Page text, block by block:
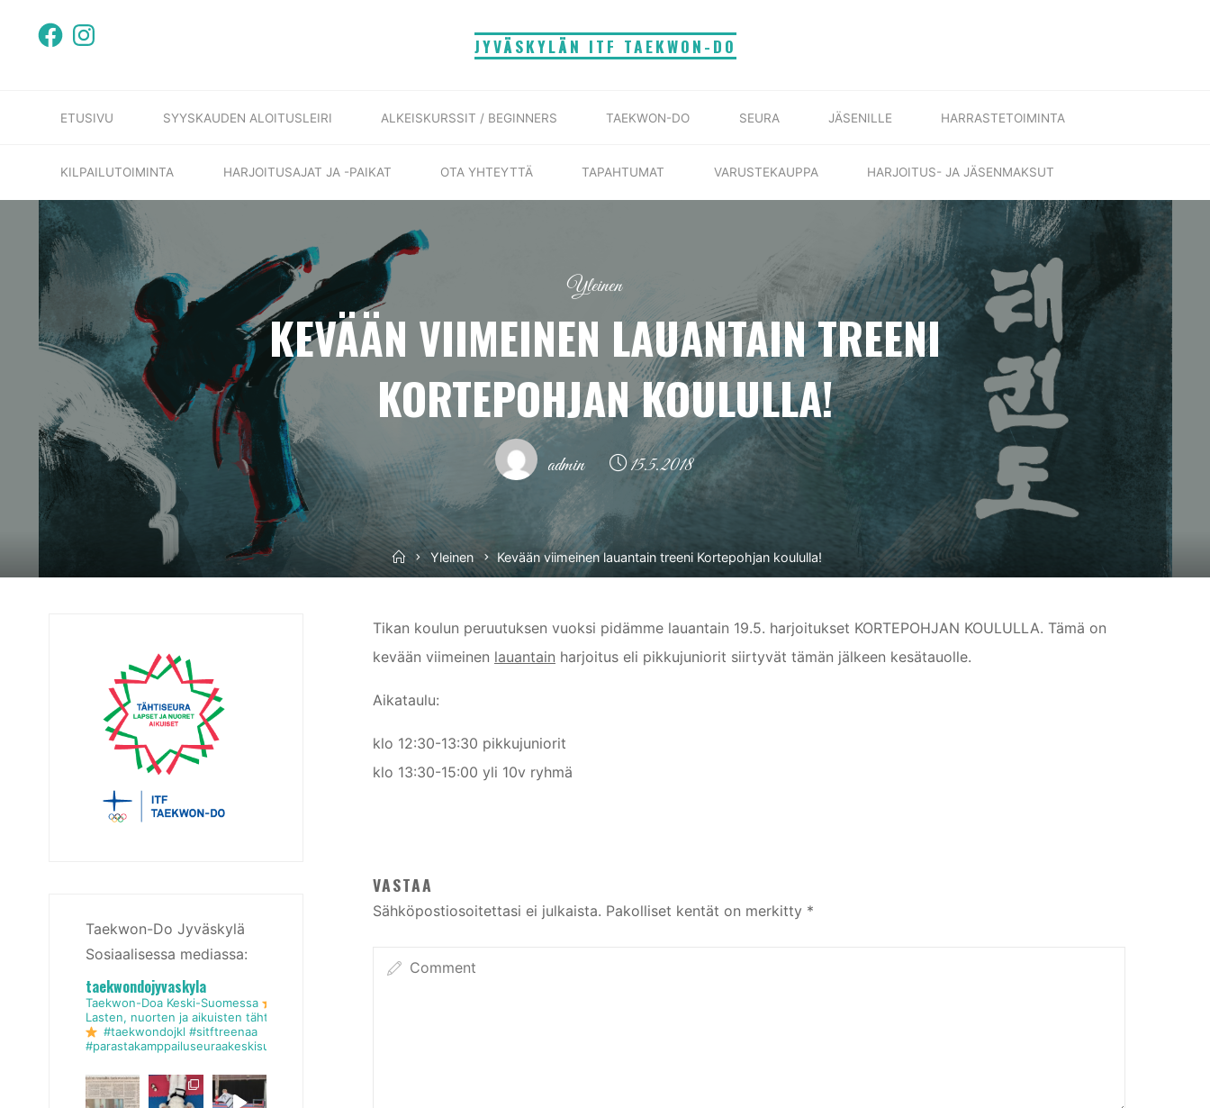
JYVÄSKYLÄN ITF TAEKWON-DO
FacebookInstagram
ETUSIVU SYYSKAUDEN ALOITUSLEIRI ALKEISKURSSIT / BEGINNERS TAEKWON-DO SEURA JÄSENILLE HARRASTETOIMINTA
KILPAILUTOIMINTA HARJOITUSAJAT JA -PAIKAT OTA YHTEYTTÄ TAPAHTUMAT VARUSTEKAUPPA HARJOITUS- JA JÄSENMAKSUT
Yleinen
KEVÄÄN VIIMEINEN LAUANTAIN TREENI
KORTEPOHJAN KOULULLA!
admin 15.5.2018
HomeYleinen Kevään viimeinen lauantain treeni Kortepohjan koululla!
Tikan koulun peruutuksen vuoksi pidämme lauantain 19.5. harjoitukset KORTEPOHJAN KOULULLA. Tämä on
kevään viimeinen lauantain harjoitus eli pikkujuniorit siirtyvät tämän jälkeen kesätauolle.
Aikataulu:
klo 12:30-13:30 pikkujuniorit
klo 13:30-15:00 yli 10v ryhmä
VASTAA
Sähköpostiosoitettasi ei julkaista. Pakolliset kentät on merkitty *
Taekwon-Do Jyväskylä
Sosiaalisessa mediassa:
taekwondojyvaskyla
Taekwon-Doa Keski-Suomessa
Lasten, nuorten ja aikuisten tähtiseura
#taekwondojkl #sitftreenaa
#parastakamppailuseuraakeskisuomessa